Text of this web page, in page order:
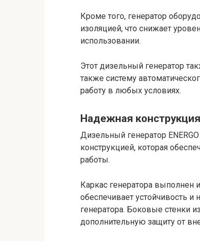
Кроме того, генератор
изоляцией, что снижает
использовании.
Этот дизельный генератор
также систему
работу в любых условиях.
Надежная конструкция
Дизельный генератор
конструкцией, которая
работы.
Каркас генератора выполнен
обеспечивает устойчивость
генератора. Боковые стенки
дополнительную защиту от